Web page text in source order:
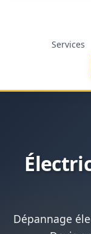
Services
Dépannage